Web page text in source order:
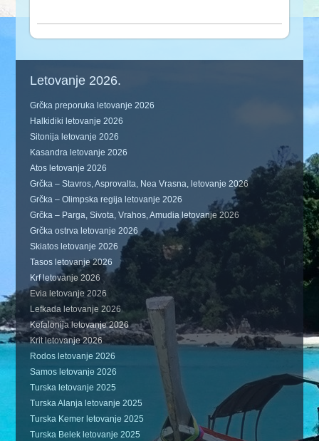
Letovanje 2026.
Grčka preporuka letovanje 2026
Halkidiki letovanje 2026
Sitonija letovanje 2026
Kasandra letovanje 2026
Atos letovanje 2026
Grčka – Stavros, Asprovalta, Nea Vrasna, letovanje 2026
Grčka – Olimpska regija letovanje 2026
Grčka – Parga, Sivota, Vrahos, Amudia letovanje 2026
Grčka ostrva letovanje 2026
Skiatos letovanje 2026
Tasos letovanje 2026
Krf letovanje 2026
Evia letovanje 2026
Lefkada letovanje 2026
Kefalonija letovanje 2026
Krit letovanje 2026
Rodos letovanje 2026
Samos letovanje 2026
Turska letovanje 2025
Turska Alanja letovanje 2025
Turska Kemer letovanje 2025
Turska Belek letovanje 2025